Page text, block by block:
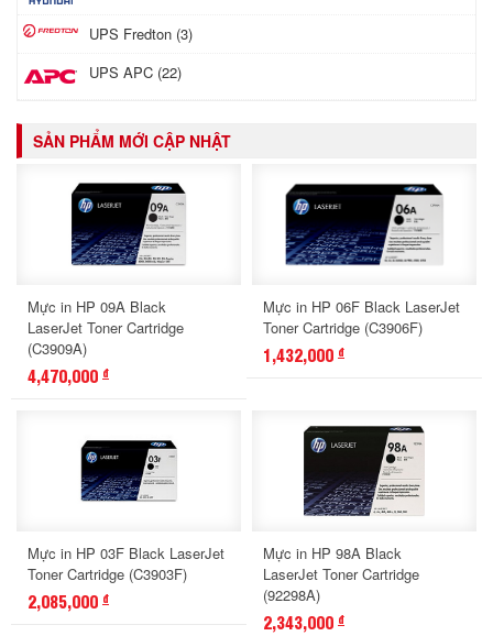
UPS Fredton (3)
UPS APC (22)
SẢN PHẨM MỚI CẬP NHẬT
Mực in HP 09A Black
LaserJet Toner Cartridge
(C3909A)
4,470,000 đ
Mực in HP 06F Black LaserJet
Toner Cartridge (C3906F)
1,432,000 đ
Mực in HP 03F Black LaserJet
Toner Cartridge (C3903F)
2,085,000 đ
Mực in HP 98A Black
LaserJet Toner Cartridge
(92298A)
2,343,000 đ